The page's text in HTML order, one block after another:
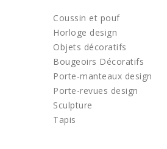
Coussin et pouf
Horloge design
Objets décoratifs
Bougeoirs Décoratifs
Porte-manteaux design
Porte-revues design
Sculpture
Tapis